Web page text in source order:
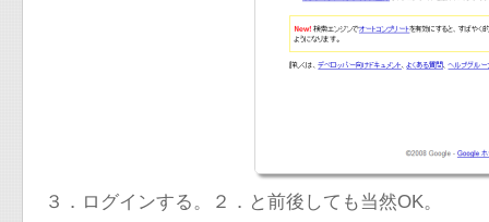
３．ログインする。２．と前後しても当然OK。